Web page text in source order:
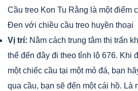
Cầu treo Kon Tu Rằng là một điểm
Đen với chiều cầu treo huyền thoại
Vị trí: Nằm cách trung tâm thị trấn
thể đến đây đi theo tỉnh lộ 676. Khi
một chiếc cầu tại một mỏ đá, bạn
qua cầu, bạn sẽ đến một cái hồ.